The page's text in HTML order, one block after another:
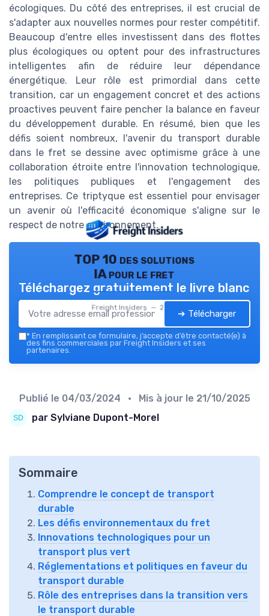
écologiques. Du côté des entreprises, il est crucial de
s'adapter aux nouvelles normes pour rester compétitif.
Beaucoup d'entre elles investissent dans des flottes
plus écologiques ou optent pour des infrastructures
intelligentes afin de réduire leur dépendance
énergétique. Leur rôle est primordial dans cette
transition, car un engagement concret et des actions
proactives peuvent faire pencher la balance en faveur
du développement durable. En résumé, bien que les
défis soient nombreux, l'avenir du transport durable
dans le fret se dessine avec optimisme grâce à une
collaboration étroite entre l'innovation technologique,
les politiques publiques et l'engagement des
entreprises. Ce triptyque est essentiel pour envisager
un avenir où l'efficacité économique s'aligne sur le
respect de notre environnement.
TOP 10 des solutions
IA pour le fret
Freight Insiders — 2026
Téléchargez gratuitement le livre blanc
➔ Télécharger
* En remplissant ce formulaire, j’accepte d’être contacté(e) à
des fins commerciales par Freight Insiders et ses
partenaires.
Publié le 04/03/2024 • Mis à jour le 21/10/2025
par Sylviane Dupont-Morel
Sommaire
Comprendre le concept de transport
durable
Les défis environnementaux du fret
Innovations technologiques pour un
transport plus vert
Réglementations et politiques en faveur du
transport durable
Rôle des entreprises dans la transition vers
le transport durable